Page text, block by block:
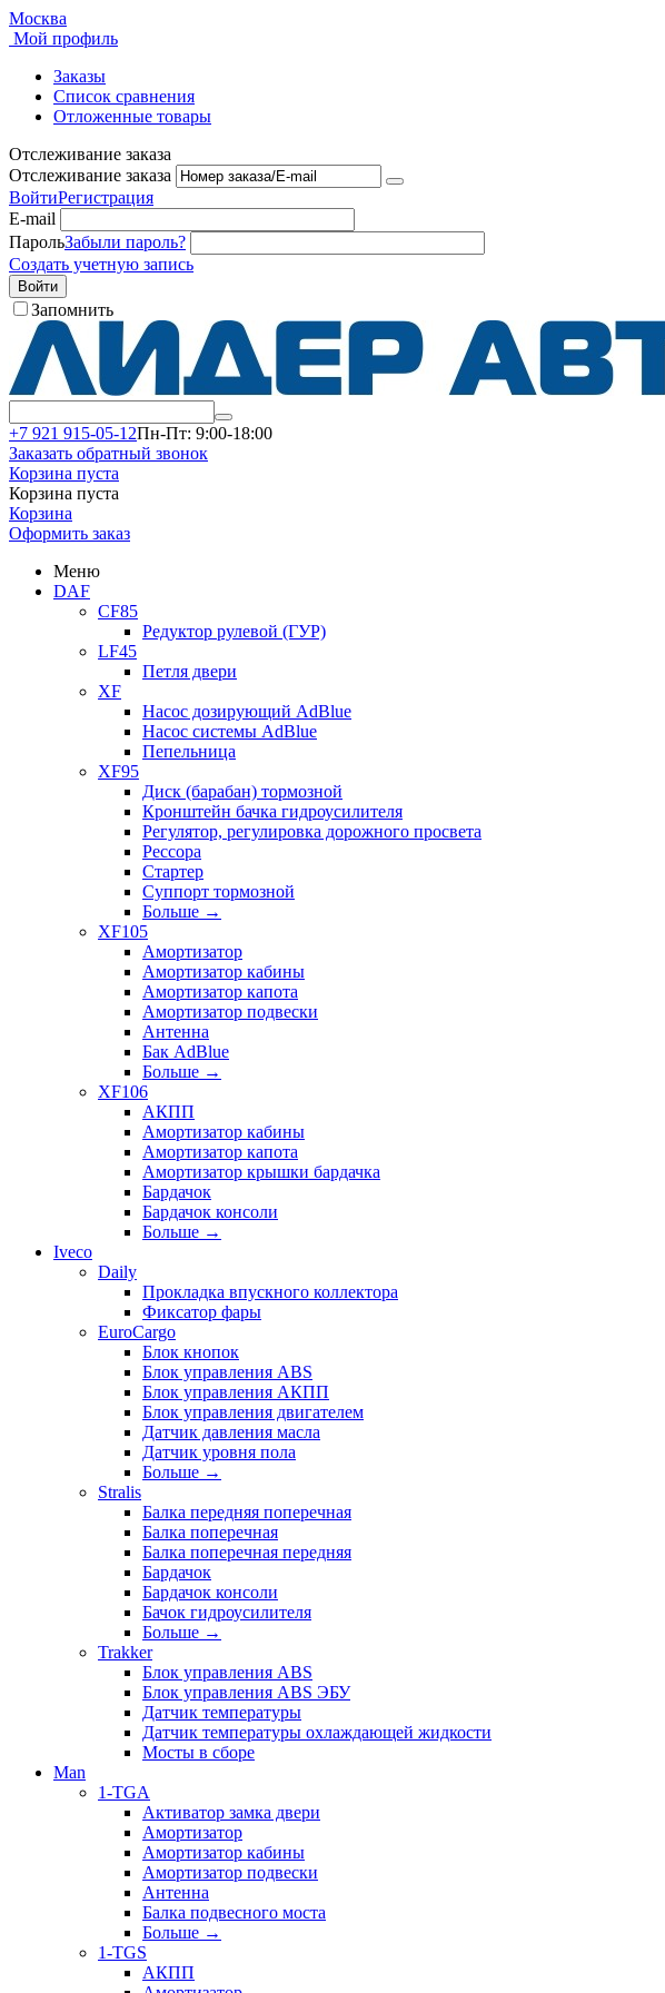
Москва
Мой профиль
Заказы
Список сравнения
Отложенные товары
Отслеживание заказа
Отслеживание заказа
ВойтиРегистрация
E-mail
ПарольЗабыли пароль?
Создать учетную запись
Войти
Запомнить
+7 921 915-05-12Пн-Пт: 9:00-18:00
Заказать обратный звонок
Корзина пуста
Корзина пуста
Корзина
Оформить заказ
Меню
DAF
CF85
Редуктор рулевой (ГУР)
LF45
Петля двери
XF
Насос дозирующий AdBlue
Насос системы AdBlue
Пепельница
XF95
Диск (барабан) тормозной
Кронштейн бачка гидроусилителя
Регулятор, регулировка дорожного просвета
Рессора
Стартер
Суппорт тормозной
Больше →
XF105
Амортизатор
Амортизатор кабины
Амортизатор капота
Амортизатор подвески
Антенна
Бак AdBlue
Больше →
XF106
АКПП
Амортизатор кабины
Амортизатор капота
Амортизатор крышки бардачка
Бардачок
Бардачок консоли
Больше →
Iveco
Daily
Прокладка впускного коллектора
Фиксатор фары
EuroCargo
Блок кнопок
Блок управления ABS
Блок управления АКПП
Блок управления двигателем
Датчик давления масла
Датчик уровня пола
Больше →
Stralis
Балка передняя поперечная
Балка поперечная
Балка поперечная передняя
Бардачок
Бардачок консоли
Бачок гидроусилителя
Больше →
Trakker
Блок управления ABS
Блок управления ABS ЭБУ
Датчик температуры
Датчик температуры охлаждающей жидкости
Мосты в сборе
Man
1-TGA
Активатор замка двери
Амортизатор
Амортизатор кабины
Амортизатор подвески
Антенна
Балка подвесного моста
Больше →
1-TGS
АКПП